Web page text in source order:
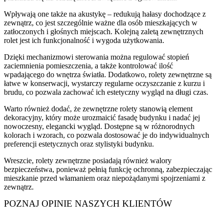
Wpływają one także na akustykę – redukują hałasy dochodzące z
zewnątrz, co jest szczególnie ważne dla osób mieszkających w
zatłoczonych i głośnych miejscach. Kolejną zaletą zewnętrznych
rolet jest ich funkcjonalność i wygoda użytkowania.
Dzięki mechanizmowi sterowania można regulować stopień
zaciemnienia pomieszczenia, a także kontrolować ilość
wpadającego do wnętrza światła. Dodatkowo, rolety zewnętrzne są
łatwe w konserwacji, wystarczy regularne oczyszczanie z kurzu i
brudu, co pozwala zachować ich estetyczny wygląd na długi czas.
Warto również dodać, że zewnętrzne rolety stanowią element
dekoracyjny, który może urozmaicić fasadę budynku i nadać jej
nowoczesny, elegancki wygląd. Dostępne są w różnorodnych
kolorach i wzorach, co pozwala dostosować je do indywidualnych
preferencji estetycznych oraz stylistyki budynku.
Wreszcie, rolety zewnętrzne posiadają również walory
bezpieczeństwa, ponieważ pełnią funkcję ochronną, zabezpieczając
mieszkanie przed włamaniem oraz niepożądanymi spojrzeniami z
zewnątrz.
POZNAJ OPINIE NASZYCH KLIENTÓW